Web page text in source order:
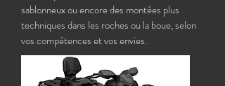
sablonneux ou encore des montées plus
techniques dans les roches ou la boue, selon
vos compétences et vos envies.